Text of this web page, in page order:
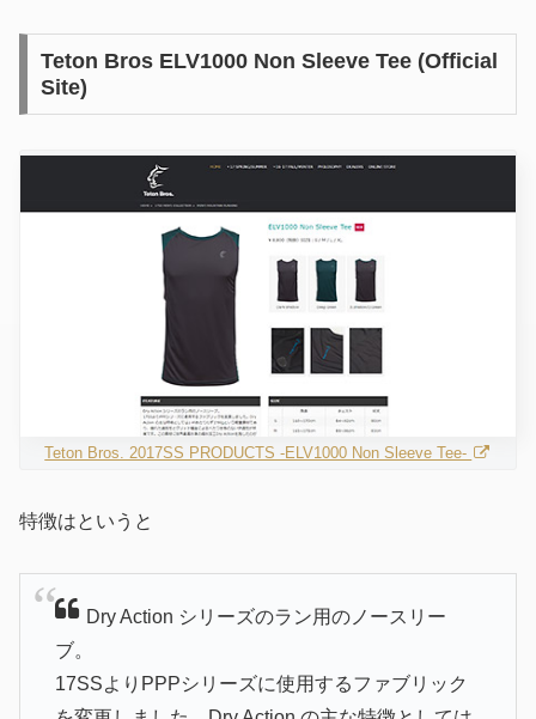
Teton Bros ELV1000 Non Sleeve Tee (Official
Site)
Teton Bros. 2017SS PRODUCTS -ELV1000 Non Sleeve Tee-
特徴はというと
Dry Action シリーズのラン用のノースリー
ブ。
17SSよりPPPシリーズに使用するファブリック